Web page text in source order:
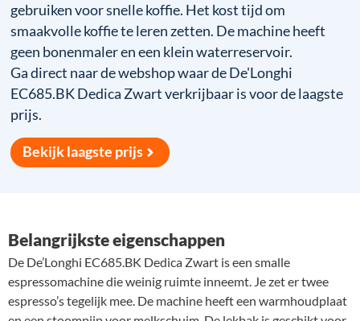
gebruiken voor snelle koffie. Het kost tijd om
smaakvolle koffie te leren zetten. De machine heeft
geen bonenmaler en een klein waterreservoir.
Ga direct naar de webshop waar de De'Longhi
EC685.BK Dedica Zwart verkrijbaar is voor de laagste
prijs.
Bekijk laagste prijs
Belangrijkste eigenschappen
De De’Longhi EC685.BK Dedica Zwart is een smalle
espressomachine die weinig ruimte inneemt. Je zet er twee
espresso’s tegelijk mee. De machine heeft een warmhoudplaat